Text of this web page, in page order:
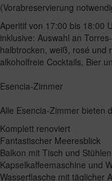
(Vorabreservierung
Aperitif von 17:00 bis 18:00
inklusive: Auswahl an
halbtrocken, weiß, rosé und
alkoholfreie Cocktails, Bier
Esencia-Zimmer
Alle Esencia-Zimmer bieten
Komplett renoviert
Fantastischer Meeresblick
Balkon mit Tisch und Stühlen
Kapselkaffeemaschine und
Wasserflasche mit täglicher